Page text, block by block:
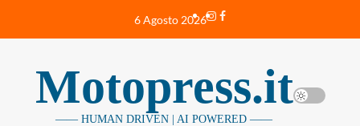
6 Agosto 2026Instagram
Facebook
Motopress.it
—— HUMAN DRIVEN | AI POWERED ——